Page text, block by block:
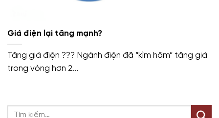
Giá điện lại tăng mạnh?
Tăng giá điện ??? Ngành điện đã “kìm hãm” tăng giá
trong vòng hơn 2...